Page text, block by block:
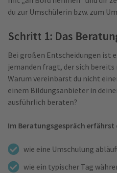
du zur Umschülerin bzw. zum
Schritt 1: Das
Bei großen Entscheidungen ist
jemanden fragt, der sich
Warum vereinbarst du nicht
einem Bildungsanbieter in
ausführlich beraten?
Im Beratungsgespräch
wie eine Umschulung
wie ein typischer Tag